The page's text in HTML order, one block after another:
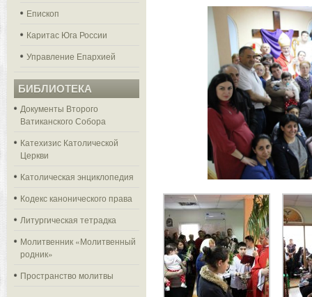
Епископ
Каритас Юга России
Управление Епархией
БИБЛИОТЕКА
Документы Второго
Ватиканского Собора
Катехизис Католической
Церкви
Католическая энциклопедия
Кодекс канонического права
Литургическая тетрадка
Молитвенник «Молитвенный
родник»
Пространство молитвы